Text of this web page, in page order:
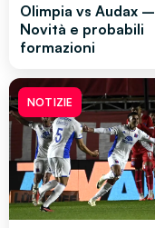
Olimpia vs Audax –
Novità e probabili
formazioni
NOTIZIE